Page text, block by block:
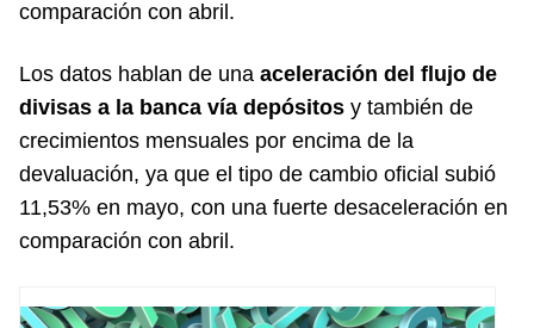
comparación con abril.
Los datos hablan de una aceleración del flujo de
divisas a la banca vía depósitos y también de
crecimientos mensuales por encima de la
devaluación, ya que el tipo de cambio oficial subió
11,53% en mayo, con una fuerte desaceleración en
comparación con abril.